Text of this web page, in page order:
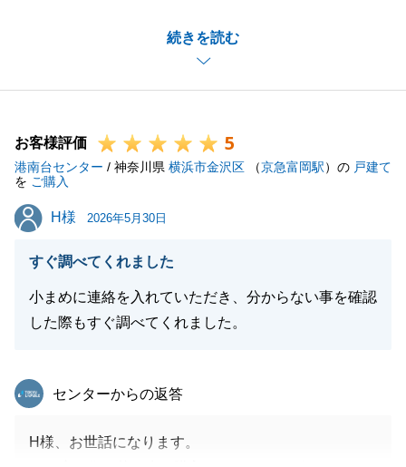
続きを読む
き、Ｓ様のお力になれたようで良かったです。
今度も何かございましたらお気軽にお申し付けくださ
い。
お客様評価 5
港南台センター / 神奈川県 横浜市金沢区 （京急富岡駅）の 戸建て
を ご購入
H様
H様 2026年5月30日
すぐ調べてくれました
小まめに連絡を入れていただき、分からない事を確認
した際もすぐ調べてくれました。
東急リバブル
センターからの返答
H様、お世話になります。